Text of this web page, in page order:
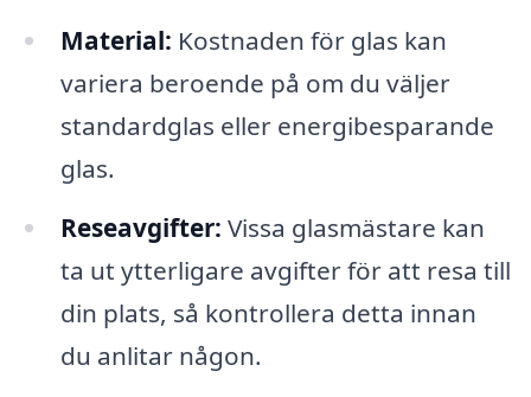
Material: Kostnaden för glas kan
variera beroende på om du väljer
standardglas eller energibesparande
glas.
Reseavgifter: Vissa glasmästare kan
ta ut ytterligare avgifter för att resa till
din plats, så kontrollera detta innan
du anlitar någon.